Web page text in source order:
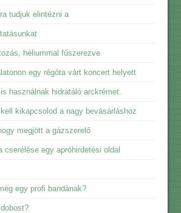
tudjuk elintézni a
héliummal fűszerezve
egy régóta várt koncert helyett
használnak hidratáló arckrémet.
kikapcsolod a nagy bevásárláshoz
megjött a gázszerelő
cserélése egy apróhirdetési oldal
egy profi bandának?